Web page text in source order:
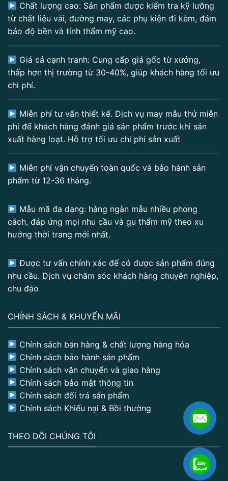
Chất lượng cao: Sản phẩm được kiểm tra kỹ lưỡng
từ chất liệu vải, đường may, các phụ kiện đi kèm, đảm
bảo độ bền và tính thẩm mỹ cao.
Giá cả cạnh tranh: Cung cấp giá gốc từ xưởng,
thấp hơn thị trường từ 30-40%, giúp khách hàng tối ưu
chi phí.
Miễn phí tư vấn thiết kế. Dịch vụ may mẫu thử miễn
phí để khách hàng đánh giá sản phẩm trước khi sản
xuất hàng loạt. Hỗ trợ tối ưu chi phí sản xuất
Miễn phí vận chuyển toàn quốc và bảo hành sản
phẩm từ 12-36 tháng.
Mẫu mã đa dạng: hàng ngàn mẫu nhiều phong
cách, đáp ứng mọi nhu cầu và gu thẩm mỹ theo xu
hướng thời trang mới nhất.
Được tư vấn chính xác để có được sản phẩm đúng
nhu cầu. Dịch vụ chăm sóc khách hàng chuyên nghiệp,
chu đáo
CHÍNH SÁCH & KHUYẾN MÃI
Chính sách bán hàng & chất lượng hàng hóa
Chính sách bảo hành sản phẩm
Chính sách vận chuyển và giao hàng
Chính sách bảo mật thông tin
Chính sách đổi trả sản phẩm
Chính sách Khiếu nại & Bồi thường
THEO DÕI CHÚNG TÔI